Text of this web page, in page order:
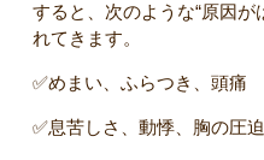
すると、次のような“原因が
れてきます。
✅️めまい、ふらつき、頭痛
✅️息苦しさ、動悸、胸の圧